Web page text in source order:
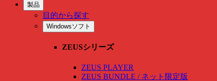
製品
目的から探す
Windowsソフト
ZEUSシリーズ
ZEUS PLAYER
ZEUS BUNDLE / ネット限定版